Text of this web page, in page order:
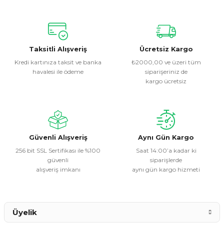
konularda yetersiz gördüğünüz noktaları öneri formunu
kullanarak tarafımıza iletebilirsiniz.
Görüş ve önerileriniz için teşekkür ederiz.
Ürün resmi kalitesiz, bozuk veya görüntülenemiyor.
Ürün fiyatı diğer sitelerden daha pahalı.
Bu ürüne benzer farklı alternatifler olmalı.
Taksitli Alışveriş
Kredi kartınıza taksit ve banka
havalesi ile ödeme
Ücretsiz Kargo
₺2000,00 ve üzeri tüm
siparişeriniz de
kargo ücretsiz
Güvenli Alışveriş
256 bit SSL Sertifikası ile %100
güvenli
alışveriş imkanı
Aynı Gün Kargo
Saat 14:00’a kadar ki
siparişlerde
aynı gün kargo hizmeti
Üyelik